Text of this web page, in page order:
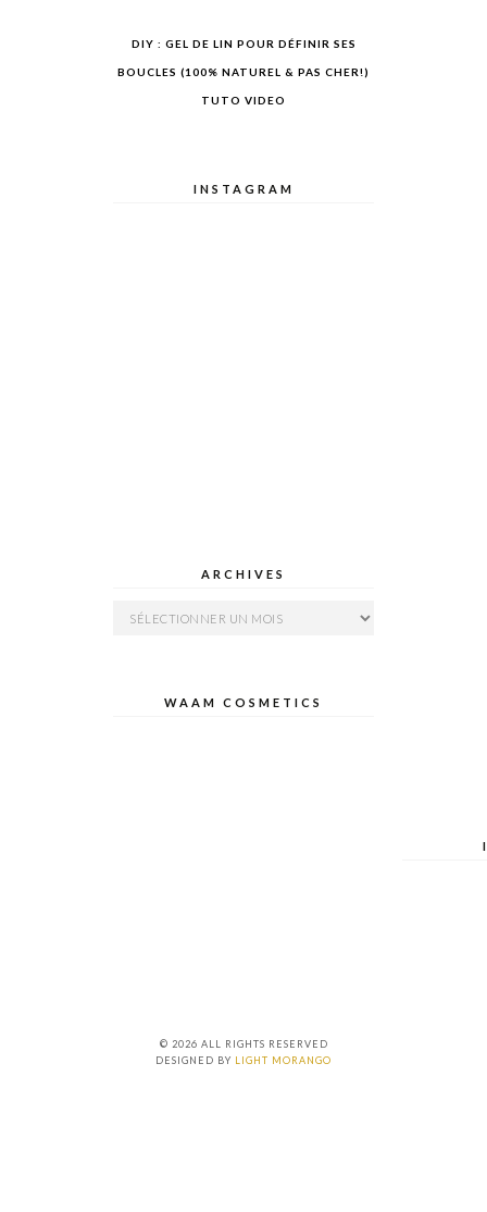
DIY : GEL DE LIN POUR DÉFINIR SES
BOUCLES (100% NATUREL & PAS CHER!)
TUTO VIDEO
INSTAGRAM
ARCHIVES
Archives
WAAM COSMETICS
© 2026 ALL RIGHTS RESERVED
DESIGNED BY LIGHT MORANGO